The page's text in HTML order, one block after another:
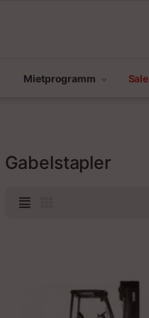
Mietprogramm Sale
Gabelstapler